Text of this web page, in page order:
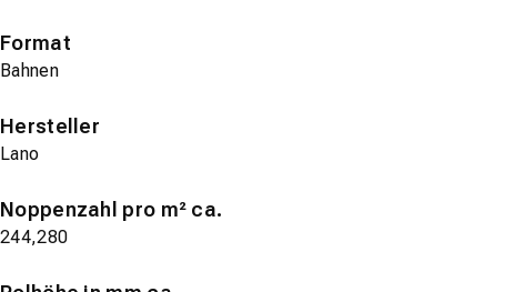
Format
Bahnen
Hersteller
Lano
Noppenzahl pro m² ca.
244,280